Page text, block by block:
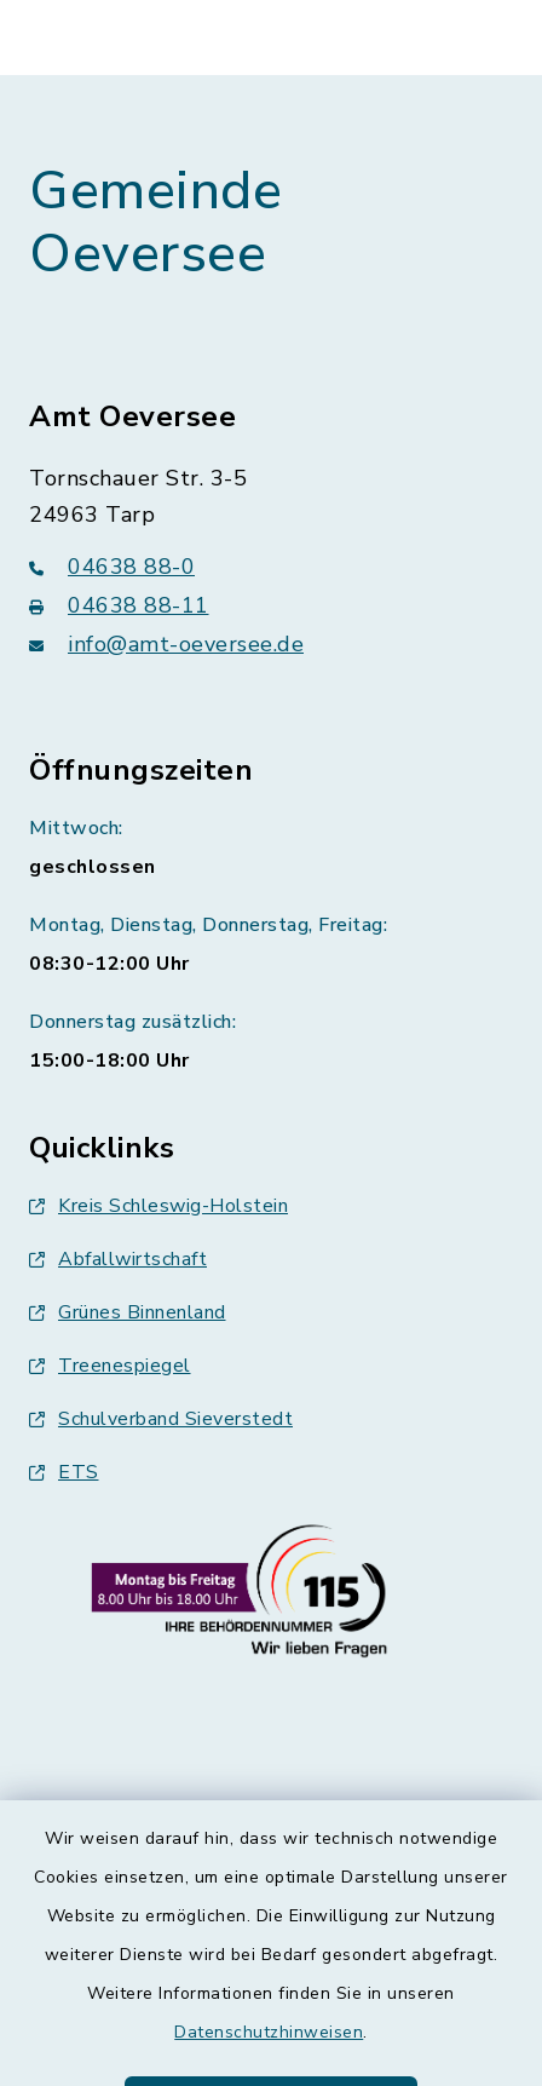
Wir weisen darauf hin, dass wir technisch notwendige
Cookies einsetzen, um eine optimale Darstellung unserer
Website zu ermöglichen. Die Einwilligung zur Nutzung
weiterer Dienste wird bei Bedarf gesondert abgefragt.
Weitere Informationen finden Sie in unseren
Datenschutzhinweisen.
Gemeinde
Oeversee
Amt Oeversee
Tornschauer Str. 3-5
24963 Tarp
04638 88-0
04638 88-11
info@amt-oeversee.de
Öffnungszeiten
Mittwoch:
geschlossen
Montag, Dienstag, Donnerstag, Freitag:
08:30-12:00 Uhr
Donnerstag zusätzlich:
15:00-18:00 Uhr
Quicklinks
Kreis Schleswig-Holstein
Abfallwirtschaft
Grünes Binnenland
Treenespiegel
Schulverband Sieverstedt
ETS
Kontakt
Datenschutz